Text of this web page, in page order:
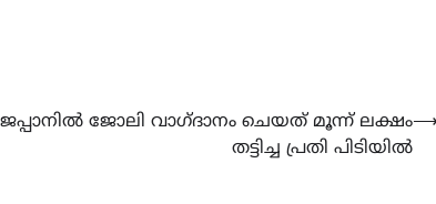
ജപ്പാനിൽ ജോലി വാഗ്ദാനം ചെയത് മൂന്ന് ലക്ഷം
തട്ടിച്ച പ്രതി പിടിയിൽ